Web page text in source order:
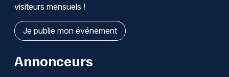
visiteurs mensuels !
Je publie mon événement
Annonceurs